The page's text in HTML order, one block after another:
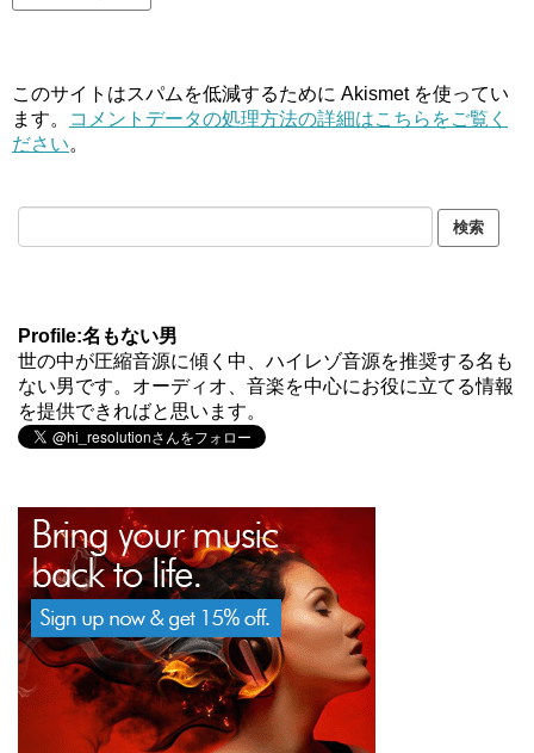
このサイトはスパムを低減するために Akismet を使ってい
ます。
コメントデータの処理方法の詳細はこちらをご覧く
ださい。
Profile:名もない男
世の中が圧縮音源に傾く中、ハイレゾ音源を推奨する名も
ない男です。オーディオ、音楽を中心にお役に立てる情報
を提供できればと思います。